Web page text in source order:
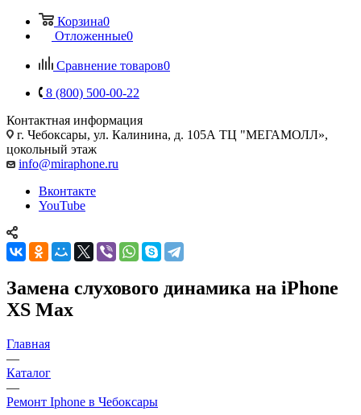
Корзина0
Отложенные0
Сравнение товаров0
8 (800) 500-00-22
Контактная информация
г. Чебоксары, ул. Калинина, д. 105А ТЦ "МЕГАМОЛЛ»,
цокольный этаж
info@miraphone.ru
Вконтакте
YouTube
Замена слухового динамика на iPhone
XS Max
Главная
—
Каталог
—
Ремонт Iphone в Чебоксары